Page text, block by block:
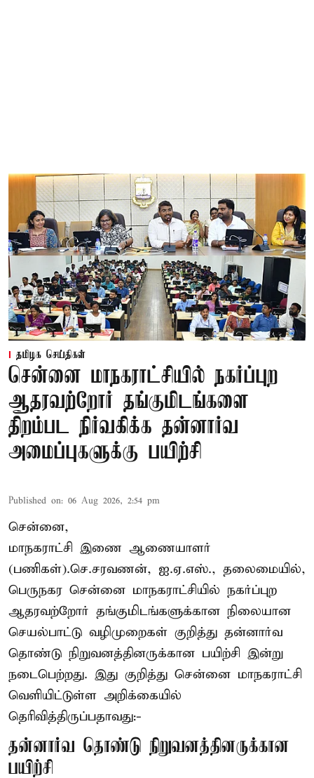
தமிழக செய்திகள்
சென்னை மாநகராட்சியில் நகர்ப்புற
ஆதரவற்றோர் தங்குமிடங்களை
திறம்பட நிர்வகிக்க தன்னார்வ
அமைப்புகளுக்கு பயிற்சி
Published on: 06 Aug 2026, 2:54 pm
சென்னை,
மாநகராட்சி இணை ஆணையாளர்
(பணிகள்).செ.சரவணன், ஐ.ஏ.எஸ்., தலைமையில்,
பெருநகர சென்னை மாநகராட்சியில் நகர்ப்புற
ஆதரவற்றோர் தங்குமிடங்களுக்கான நிலையான
செயல்பாட்டு வழிமுறைகள் குறித்து தன்னார்வ
தொண்டு நிறுவனத்தினருக்கான பயிற்சி இன்று
நடைபெற்றது. இது குறித்து சென்னை மாநகராட்சி
வெளியிட்டுள்ள அறிக்கையில்
தெரிவித்திருப்பதாவது:-
தன்னார்வ தொண்டு நிறுவனத்தினருக்கான
பயிற்சி